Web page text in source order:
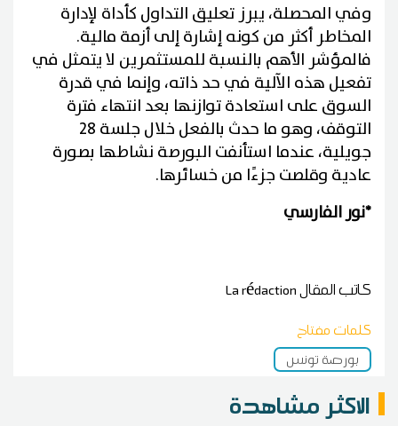
وفي المحصلة، يبرز تعليق التداول كأداة لإدارة
المخاطر أكثر من كونه إشارة إلى أزمة مالية.
فالمؤشر الأهم بالنسبة للمستثمرين لا يتمثل في
تفعيل هذه الآلية في حد ذاته، وإنما في قدرة
السوق على استعادة توازنها بعد انتهاء فترة
التوقف، وهو ما حدث بالفعل خلال جلسة 28
جويلية، عندما استأنفت البورصة نشاطها بصورة
عادية وقلصت جزءًا من خسائرها.
*نور الفارسي
كاتب المقالLa rédaction
كلمات مفتاح
بورصة تونس
الاكثر مشاهدة